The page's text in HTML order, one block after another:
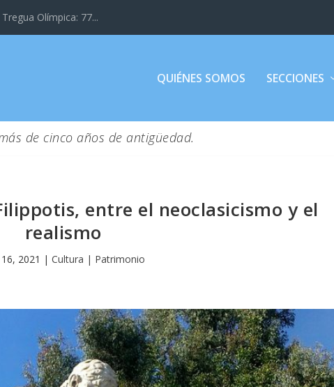
Olímpica: 77...
QUIÉNES SOMOS SECCIONES
de cinco años de antigüedad.
entre el neoclasicismo y el
realismo
2021 | Cultura | Patrimonio